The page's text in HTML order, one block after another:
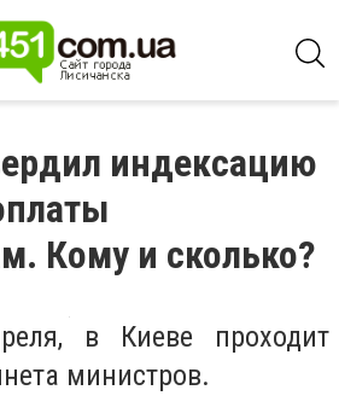
индексацию
Кому и сколько?
в Киеве проходит
министров.